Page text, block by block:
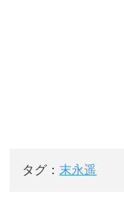
タグ：末永遥